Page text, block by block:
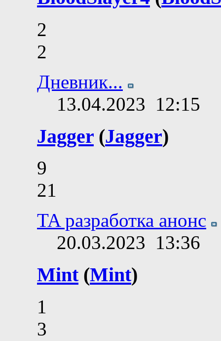
2
2
Дневник...
13.04.2023 12:15
Jagger (Jagger)
9
21
TA разработка анонс
20.03.2023 13:36
Mint (Mint)
1
3